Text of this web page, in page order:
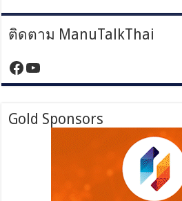
ติดตาม ManuTalkThai
https://
YouTube
Gold Sponsors